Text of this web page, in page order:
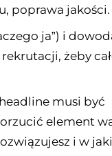
poprawa jakości.
ja”) i
żeby
musi być
element
i w